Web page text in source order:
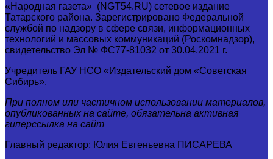
«Народная газета» (NGT54.RU) сетевое издание
Татарского района. Зарегистрировано Федеральной
службой по надзору в сфере связи, информационных
технологий и массовых коммуникаций (Роскомнадзор),
свидетельство Эл № ФС77-81032 от 30.04.2021 г.
Учредитель ГАУ НСО «Издательский дом «Советская
Сибирь».
При полном или частичном использовании материалов,
опубликованных на сайте, обязательна активная
гиперссылка на сайт
Главный редактор: Юлия Евгеньевна ПИСАРЕВА